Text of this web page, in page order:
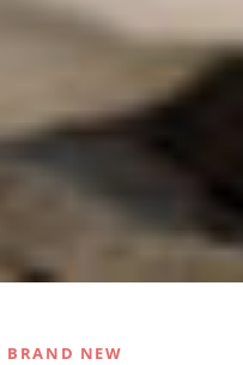
BRAND NEW